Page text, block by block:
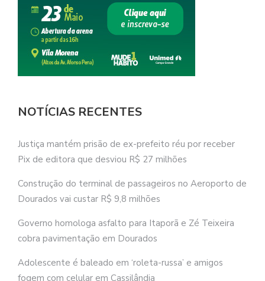
NOTÍCIAS RECENTES
Justiça mantém prisão de ex-prefeito réu por receber
Pix de editora que desviou R$ 27 milhões
Construção do terminal de passageiros no Aeroporto de
Dourados vai custar R$ 9,8 milhões
Governo homologa asfalto para Itaporã e Zé Teixeira
cobra pavimentação em Dourados
Adolescente é baleado em ‘roleta-russa’ e amigos
fogem com celular em Cassilândia